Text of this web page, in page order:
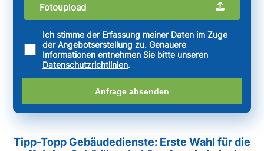
Fotoupload
Ich stimme der Erfassung meiner Daten im Zuge
der Angebotserstellung zu. Genauere
Informationen entnehmen Sie bitte unseren
Datenschutzrichtlinien.
Anfrage absenden
Tipp-Topp Gebäudedienste: Erste Wahl für die